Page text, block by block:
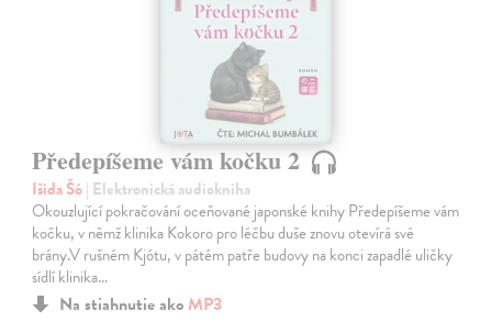
Předepíšeme vám kočku 2
Išida Šó| Elektronická audiokniha
Okouzlující pokračování oceňované japonské knihy Předepíšeme vám
kočku, v němž klinika Kokoro pro léčbu duše znovu otevírá své
brány.V rušném Kjótu, v pátém patře budovy na konci zapadlé uličky
sídlí klinika…
Na stiahnutie ako MP3